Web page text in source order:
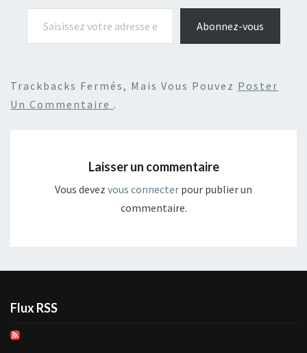
Saisissez votre adresse e-mail…
Abonnez-vous
Trackbacks Fermés, Mais Vous Pouvez Poster
Un Commentaire .
Laisser un commentaire
Vous devez vous connecter pour publier un
commentaire.
Flux RSS